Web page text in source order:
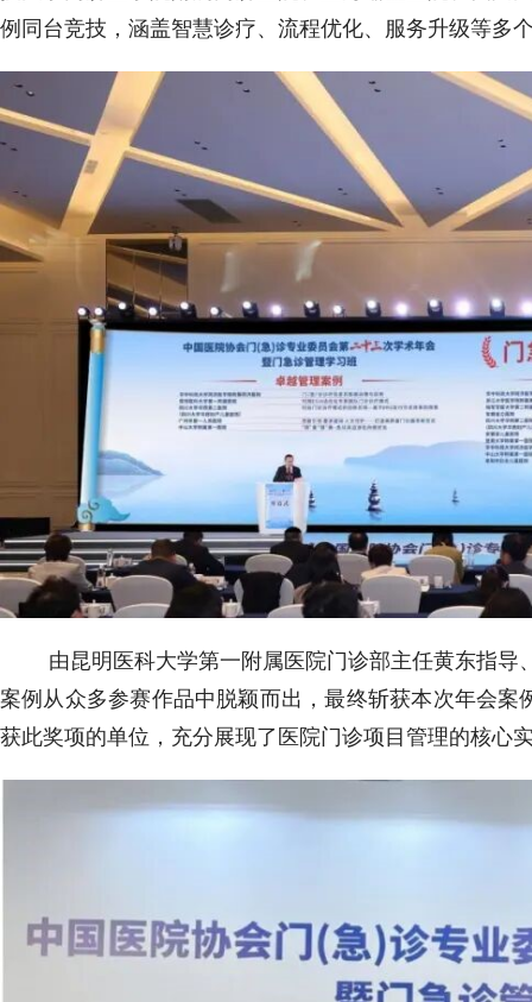
例同台竞技，涵盖智慧诊疗、流程优化、服务升级等多
由昆明医科大学第一附属医院门诊部主任黄东指
案例从众多参赛作品中脱颖而出，最终斩获本次年会
获此奖项的单位，充分展现了医院门诊项目管理的核心